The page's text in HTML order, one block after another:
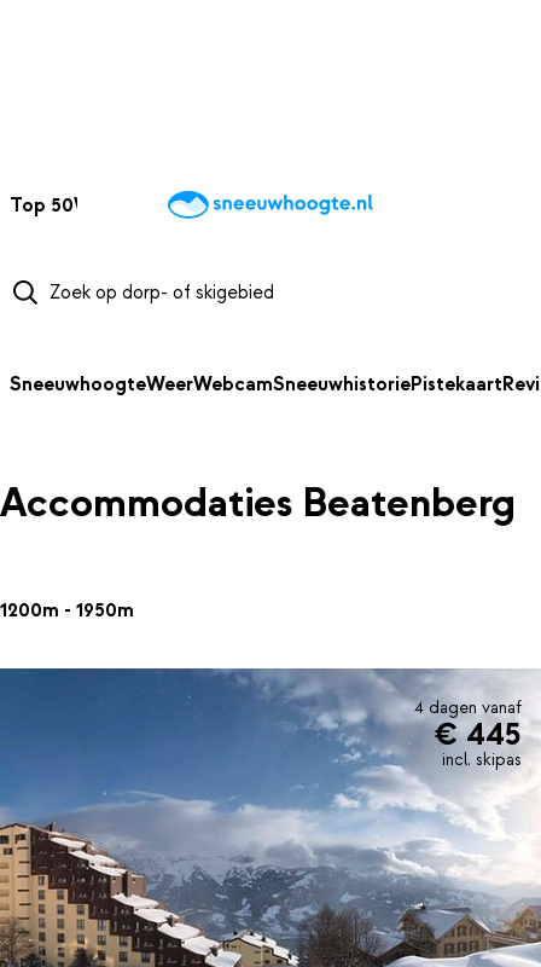
Top 50Webcams WintersportweerKaarten
SneeuwhoogteWeerWebcamSneeuwhistoriePistekaart
Accommodaties Beatenberg
1200m - 1950m
4 dagen vanaf
€ 445
incl. skipas